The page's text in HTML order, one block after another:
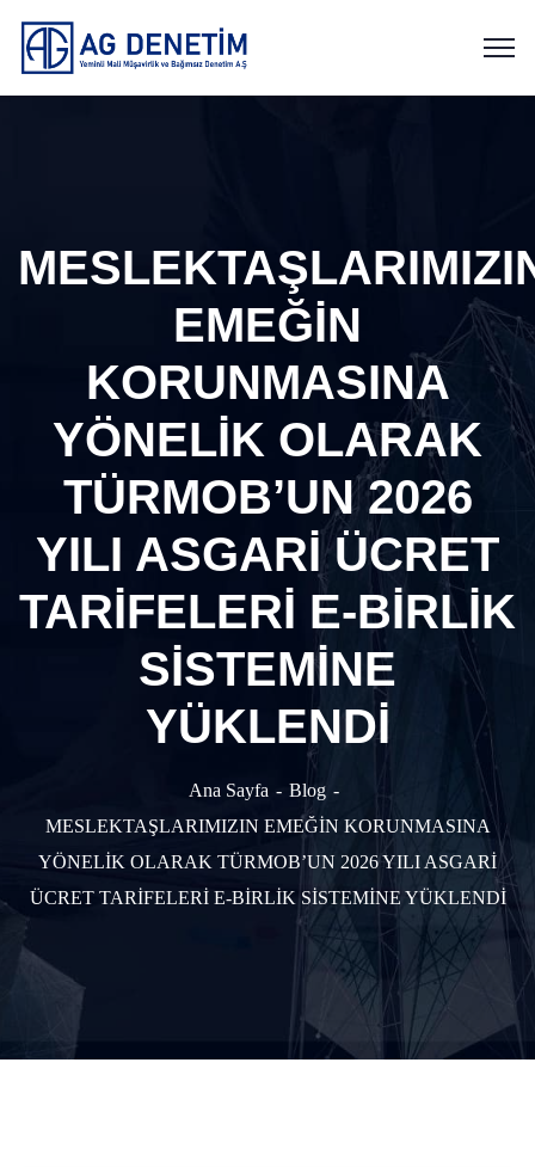
EMEĞİN
KORUNMASINA
YÖNELİK OLARAK
TÜRMOB’UN 2026
YILI ASGARİ ÜCRET
TARİFELERİ E-BİRLİK
SİSTEMİNE
YÜKLENDİ
Ana Sayfa
Blog
MESLEKTAŞLARIMIZIN EMEĞİN KORUNMASINA
YÖNELİK OLARAK TÜRMOB’UN 2026 YILI ASGARİ
ÜCRET TARİFELERİ E-BİRLİK SİSTEMİNE YÜKLENDİ